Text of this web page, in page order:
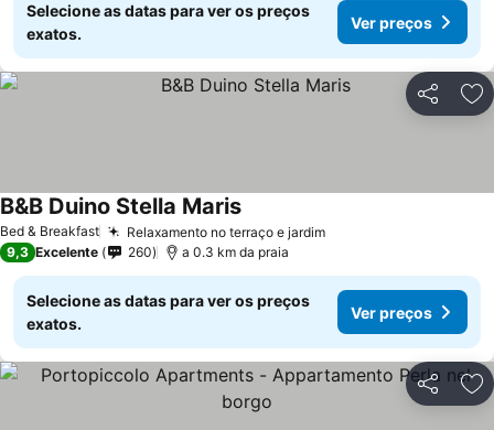
Selecione as datas para ver os preços
exatos.
Ver preços
Partilhar
Bed & Breakfast Relaxamento no terraço e jardimVer preços
B&B Duino Stella MarisVer preços
9,3 Excelente 260 a 0.3 km da praia
Selecione as datas para ver os preços
exatos.
Ver preços
Partilhar